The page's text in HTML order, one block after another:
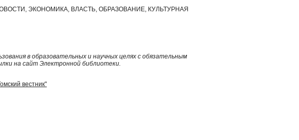
ЭКОНОМИКА, ВЛАСТЬ, ОБРАЗОВАНИЕ, КУЛЬТУРНАЯ
в образовательных и научных целях с обязательным
на сайт Электронной библиотеки.
вестник"